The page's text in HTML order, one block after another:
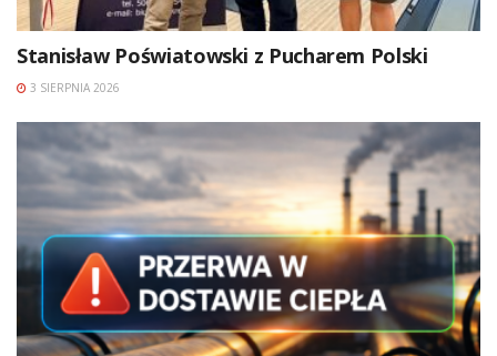
Stanisław Poświatowski z Pucharem Polski
3 SIERPNIA 2026